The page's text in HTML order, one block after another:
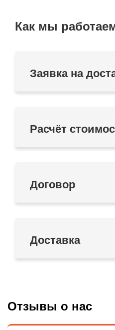
Как мы
Заявка на
Расчёт
Договор
Доставка
Отзывы о нас